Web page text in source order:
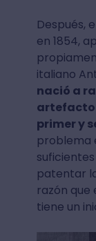
Después,
en 1854,
italiano
nació a
artefacto
primer y
problema
patentar
razón que
tiene un